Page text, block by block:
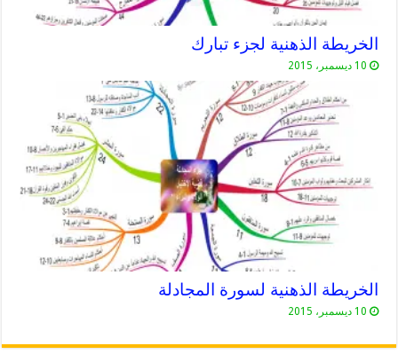
الخريطة الذهنية لجزء تبارك
10 ديسمبر، 2015
الخريطة الذهنية لسورة المجادلة
10 ديسمبر، 2015